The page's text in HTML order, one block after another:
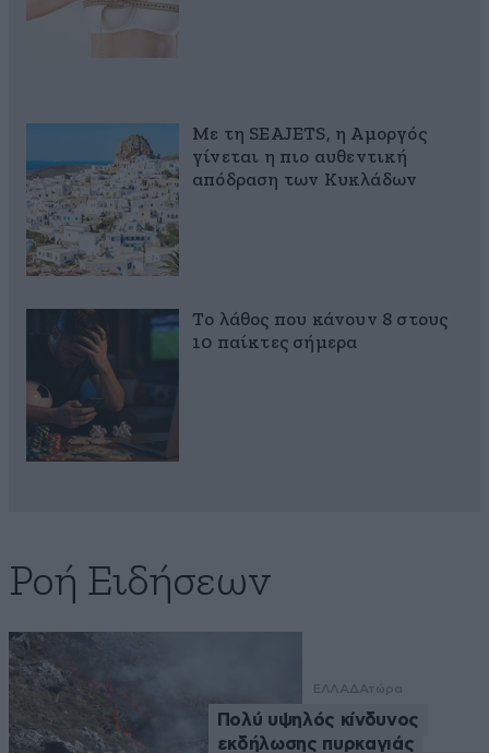
Με τη SEAJETS, η Αμοργός
γίνεται η πιο αυθεντική
απόδραση των Κυκλάδων
Το λάθος που κάνουν 8 στους
10 παίκτες σήμερα
Ροή Ειδήσεων
ΕΛΛΑΔΑτώρα
Πολύ υψηλός κίνδυνος
εκδήλωσης πυρκαγιάς